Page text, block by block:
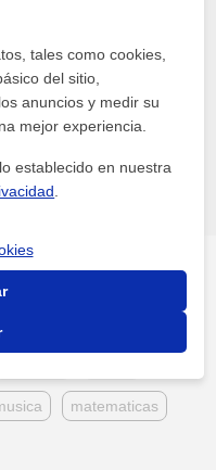
particular ESO a domicilio?
matematicas
tales como cookies,
del sitio,
anuncios y medir su
mejor experiencia.
establecido en nuestra